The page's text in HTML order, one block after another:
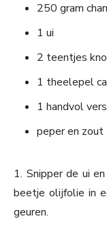
250 gram
1 ui
2 teentjes
1 theelepel
1 handvol
peper en zout
1. Snipper de ui
beetje olijfolie in
geuren.